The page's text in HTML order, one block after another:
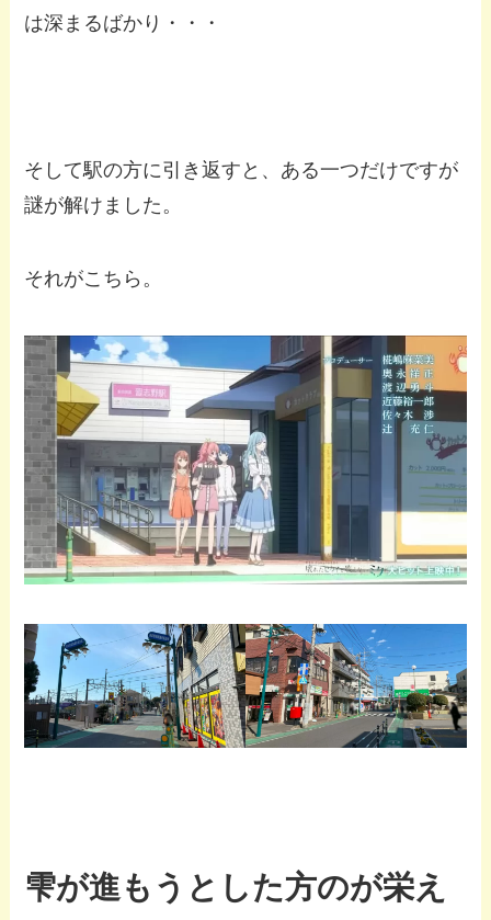
は深まるばかり・・・
そして駅の方に引き返すと、ある一つだけですが
謎が解けました。
それがこちら。
雫が進もうとした方のが栄え